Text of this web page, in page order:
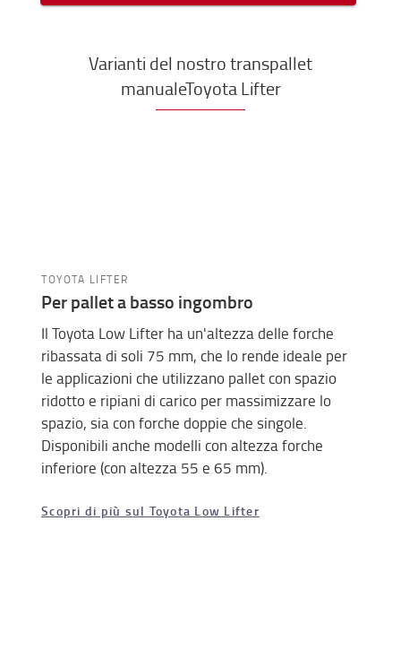
Varianti del nostro transpallet
manualeToyota Lifter
TOYOTA LIFTER
Per pallet a basso ingombro
Il Toyota Low Lifter ha un'altezza delle forche
ribassata di soli 75 mm, che lo rende ideale per
le applicazioni che utilizzano pallet con spazio
ridotto e ripiani di carico per massimizzare lo
spazio, sia con forche doppie che singole.
Disponibili anche modelli con altezza forche
inferiore (con altezza 55 e 65 mm).
Scopri di più sul Toyota Low Lifter